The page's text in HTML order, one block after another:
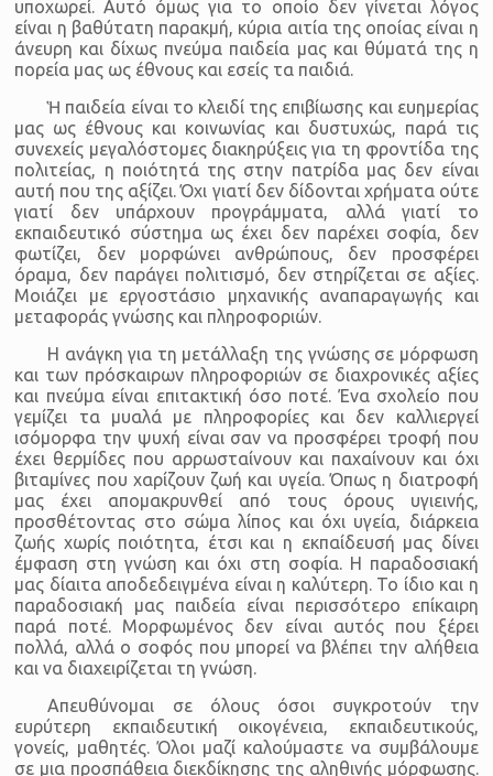
υποχωρεί. Αυτό όμως για το οποίο δεν γίνεται λόγος
είναι η βαθύτατη παρακμή, κύρια αιτία της οποίας είναι η
άνευρη και δίχως πνεύμα παιδεία μας και θύματά της η
πορεία μας ως έθνους και εσείς τα παιδιά.
Ἡ παιδεία είναι το κλειδί της επιβίωσης και ευημερίας
μας ως έθνους και κοινωνίας και δυστυχώς, παρά τις
συνεχείς μεγαλόστομες διακηρύξεις για τη φροντίδα της
πολιτείας, η ποιότητά της στην πατρίδα μας δεν είναι
αυτή που της αξίζει. Όχι γιατί δεν δίδονται χρήματα ούτε
γιατί δεν υπάρχουν προγράμματα, αλλά γιατί το
εκπαιδευτικό σύστημα ως έχει δεν παρέχει σοφία, δεν
φωτίζει, δεν μορφώνει ανθρώπους, δεν προσφέρει
όραμα, δεν παράγει πολιτισμό, δεν στηρίζεται σε αξίες.
Μοιάζει με εργοστάσιο μηχανικής αναπαραγωγής και
μεταφοράς γνώσης και πληροφοριών.
Η ανάγκη για τη μετάλλαξη της γνώσης σε μόρφωση
και των πρόσκαιρων πληροφοριών σε διαχρονικές αξίες
και πνεύμα είναι επιτακτική όσο ποτέ. Ένα σχολείο που
γεμίζει τα μυαλά με πληροφορίες και δεν καλλιεργεί
ισόμορφα την ψυχή είναι σαν να προσφέρει τροφή που
έχει θερμίδες που αρρωσταίνουν και παχαίνουν και όχι
βιταμίνες που χαρίζουν ζωή και υγεία. Όπως η διατροφή
μας έχει απομακρυνθεί από τους όρους υγιεινής,
προσθέτοντας στο σώμα λίπος και όχι υγεία, διάρκεια
ζωής χωρίς ποιότητα, έτσι και η εκπαίδευσή μας δίνει
έμφαση στη γνώση και όχι στη σοφία. Η παραδοσιακή
μας δίαιτα αποδεδειγμένα είναι η καλύτερη. Το ίδιο και η
παραδοσιακή μας παιδεία είναι περισσότερο επίκαιρη
παρά ποτέ. Μορφωμένος δεν είναι αυτός που ξέρει
πολλά, αλλά ο σοφός που μπορεί να βλέπει την αλήθεια
και να διαχειρίζεται τη γνώση.
Απευθύνομαι σε όλους όσοι συγκροτούν την
ευρύτερη εκπαιδευτική οικογένεια, εκπαιδευτικούς,
γονείς, μαθητές. Όλοι μαζί καλούμαστε να συμβάλουμε
σε μια προσπάθεια διεκδίκησης της αληθινής μόρφωσης.